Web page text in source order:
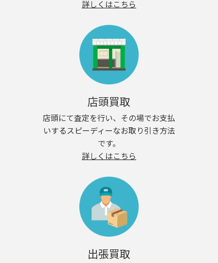
詳しくはこちら
店頭買取
店頭にて査定を行い、その場でお支払
いするスピーディーなお取り引き方法
です。
詳しくはこちら
出張買取